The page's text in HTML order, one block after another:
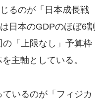
るのが「日本成長戦
日本のGDPのほぼ6割
「上限なし」予算枠
主軸としている。
いるのが「フィジカ